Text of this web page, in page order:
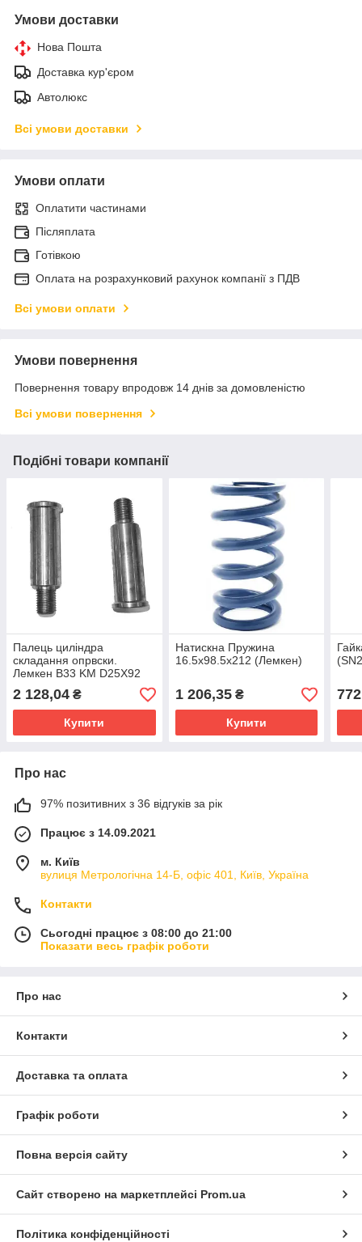
Умови доставки
Нова Пошта
Доставка кур'єром
Автолюкс
Всі умови доставки
Умови оплати
Оплатити частинами
Післяплата
Готівкою
Оплата на розрахунковий рахунок компанії з ПДВ
Всі умови оплати
Умови повернення
Повернення товару впродовж 14 днів за домовленістю
Всі умови повернення
Подібні товари компанії
Палець циліндра
складання опрвски.
Лемкен B33 KM D25X92
M16
2 128,04 ₴
Купити
Натискна Пружина
16.5x98.5x212 (Лемкен)
1 206,35₴
Купити
772
Про нас
97% позитивних з 36 відгуків за рік
Працює з 14.09.2021
м. Київ
вулиця Метрологічна 14-Б, офіс 401, Київ, Україна
Контакти
Сьогодні працює з 08:00 до 21:00
Показати весь графік роботи
Про нас
Контакти
Доставка та оплата
Графік роботи
Повна версія сайту
Сайт створено на маркетплейсі Prom.ua
Політика конфіденційності